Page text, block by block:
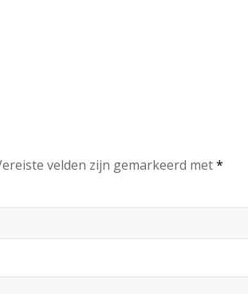
velden zijn gemarkeerd met*